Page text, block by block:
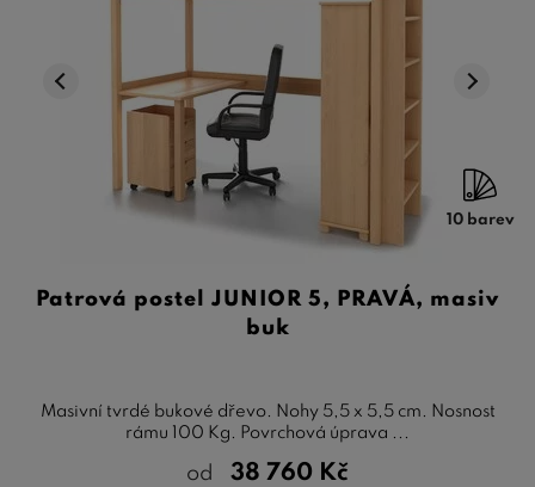
10 barev
Patrová postel JUNIOR 5, PRAVÁ, masiv
buk
Masivní tvrdé bukové dřevo. Nohy 5,5 x 5,5 cm. Nosnost
rámu 100 Kg. Povrchová úprava ...
od 38 760 Kč